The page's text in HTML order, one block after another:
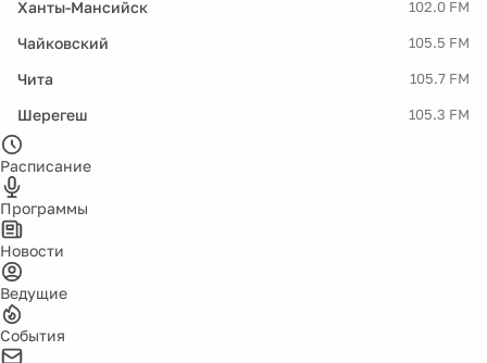
Ханты-Мансийск 102.0 FM
Чайковский 105.5 FM
Чита 105.7 FM
Шерегеш 105.3 FM
Расписание
Программы
Новости
Ведущие
События